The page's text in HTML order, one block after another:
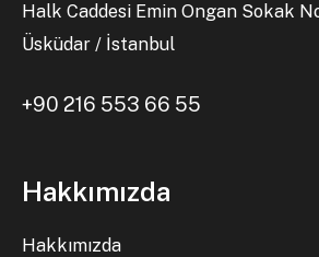
Halk Caddesi Emin Ongan Sokak
Üsküdar / İstanbul
+90 216 553 66 55
Hakkımızda
Hakkımızda